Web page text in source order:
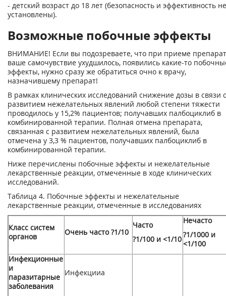
- детский возраст до 18 лет (безопасность и эффективность не
установлены).
Возможные побочные эффекты
ВНИМАНИЕ! Если вы подозреваете, что при приеме
ваше самочувствие ухудшилось, появились какие-то
эффекты, нужно сразу же обратиться очно к врачу,
назначившему препарат!
В рамках клинических исследований снижение дозы в связи с
развитием нежелательных явлений любой степени тяжести
проводилось у 15,2% пациентов; получавших палбоциклиб в
комбинированной терапии. Полная отмена препарата,
связанная с развитием нежелательных явлений, была
отмечена у 3,3 % пациентов, получавших палбоциклиб в
комбинированной терапии.
Ниже перечислены побочные эффекты и нежелательные
лекарственные реакции, отмеченные в ходе клинических
исследований.
Таблица 4. Побочные эффекты и нежелательные
лекарственные реакции, отмеченные в исследованиях
Класс систем
органов
Очень часто ?1/10
Часто
?1/100 и <1/10
Нечасто
?1/1000 и
<1/100
Инфекционные
и
паразитарные
заболевания
Инфекцииа